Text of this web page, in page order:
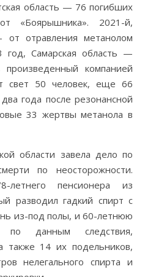
область — 76 погибших
«Боярышника». 2021-й,
от отравления метанолом
год, Самарская область —
компанией
свет 50 человек, еще 66
года после резонансной
33 жертвы метанола в
области завела дело по
по неосторожности.
летнего пенсионера из
разводил гадкий спирт с
из-под полы, и 60-летнюю
по данным следствия,
также 14 их подельников,
нелегального спирта и